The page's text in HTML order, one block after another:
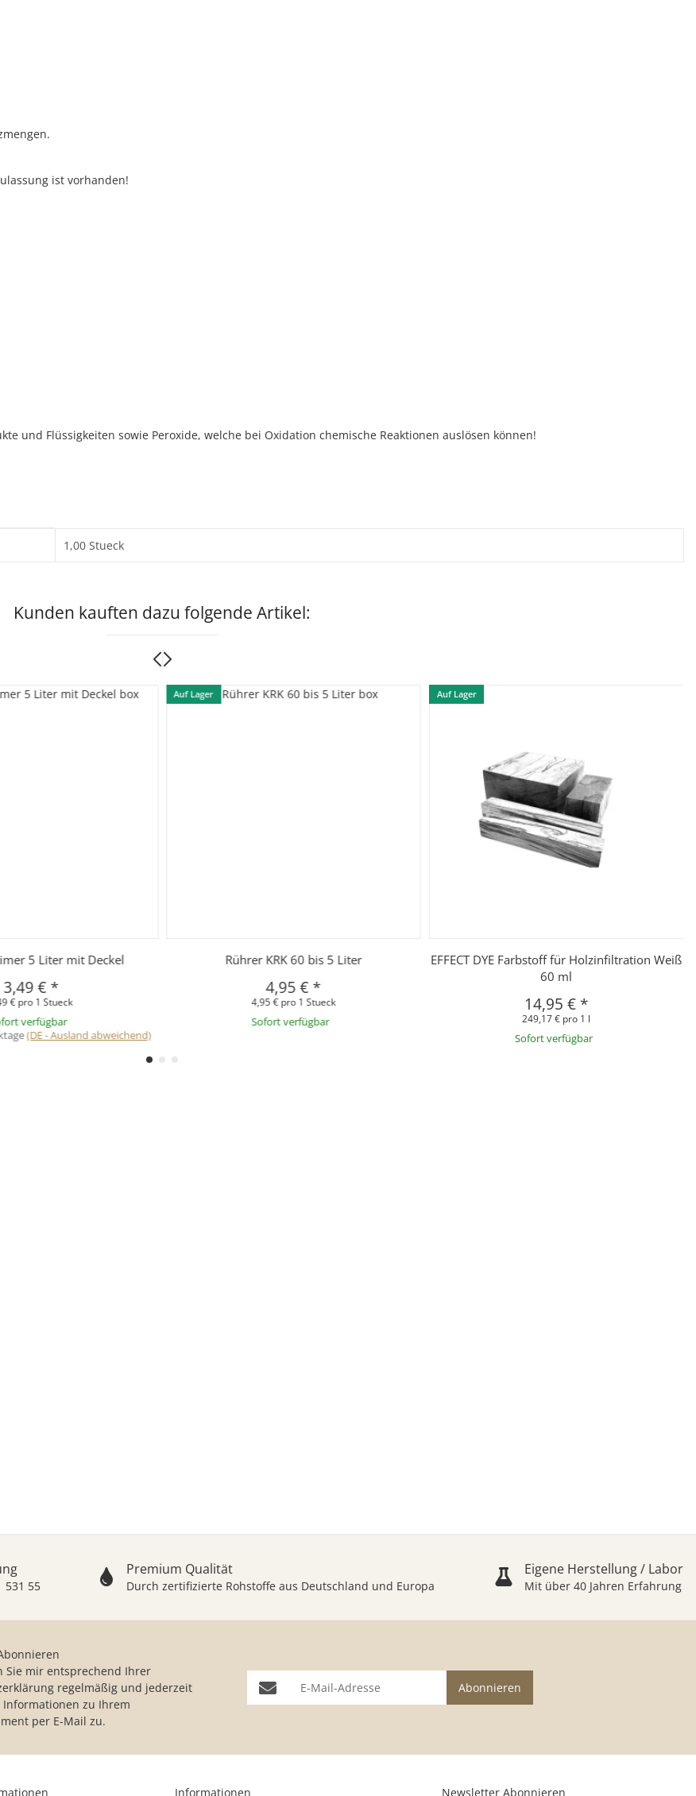
ist vorhanden!
und Flüssigkeiten sowie Peroxide, welche bei Oxidation chemische Reaktionen auslösen können!
1,00 Stueck
Kunden kauften dazu folgende Artikel:
5 Liter mit Deckel
3,49 €*
€ pro 1 Stueck
verfügbar
(DE - Ausland abweichend)
Auf Lager
Rührer KRK 60 bis 5 Liter
4,95 €*
4,95 € pro 1 Stueck
Sofort verfügbar
Auf Lager
EFFECT DYE Farbstoff für Holzinfiltration Weiß
60 ml
14,95 € *
249,17 € pro 1 l
Sofort verfügbar
531 55
Premium Qualität
Durch zertifizierte Rohstoffe aus Deutschland und Europa
Eigene Herstellung / Labor
Mit über 40 Jahren Erfahrung
Sie mir entsprechend Ihrer
regelmäßig und jederzeit
zu Ihrem
per E-Mail zu.
E-Mail-Adresse Abonnieren
Informationen Newsletter Abonnieren